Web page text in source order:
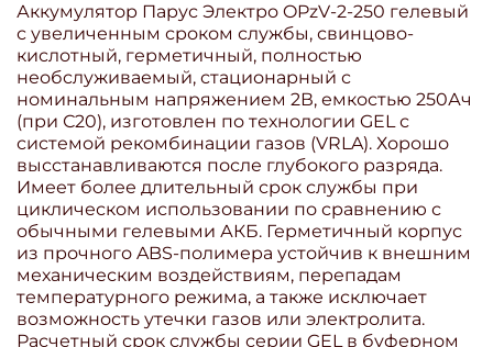
Аккумулятор Парус Электро OPzV-2-250 гелевый
с увеличенным сроком службы, свинцово-
кислотный, герметичный, полностью
необслуживаемый, стационарный с
номинальным напряжением 2В, емкостью 250Ач
(при С20), изготовлен по технологии GEL с
системой рекомбинации газов (VRLA). Хорошо
высстанавливаются после глубокого разряда.
Имеет более длительный срок службы при
циклическом использовании по сравнению с
обычными гелевыми АКБ. Герметичный корпус
из прочного ABS-полимера устойчив к внешним
механическим воздействиям, перепадам
температурного режима, а также исключает
возможность утечки газов или электролита.
Расчетный срок службы серии GEL в буферном